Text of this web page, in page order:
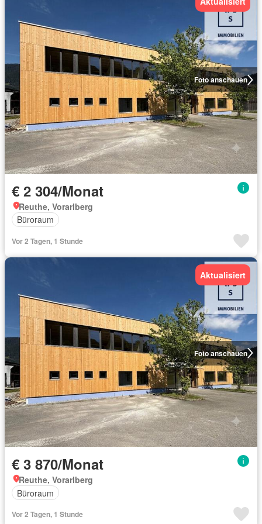
Foto anschauen
€ 2 304/Monat
Reuthe, Vorarlberg
Büroraum
Vor 2 Tagen, 1 Stunde
Foto anschauen
Aktualisiert
€ 3 870/Monat
Reuthe, Vorarlberg
Büroraum
Vor 2 Tagen, 1 Stunde